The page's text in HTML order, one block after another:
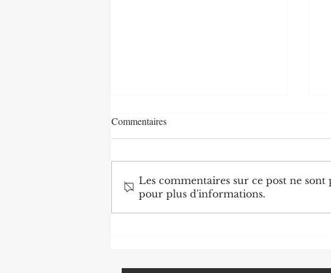
Agriculture : Denis Sassou
Commentaires
Les commentaires sur ce post ne
pour plus d'informations.